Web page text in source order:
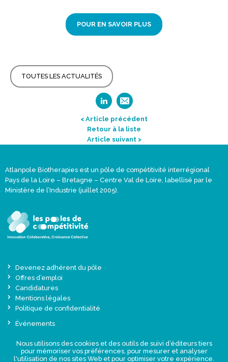
POUR EN SAVOIR PLUS
TOUTES LES ACTUALITÉS
< Article précédent
Retour à la liste
Article suivant >
Atlanpole Biotherapies est un pôle de compétitivité interrégional
Pays de la Loire – Bretagne – Centre Val de Loire, labellisé par le
Ministère de l’Industrie (juillet 2005).
Devenez adhérent du pôle
Offres d’emploi
Candidatures
Mentions légales
Politique de confidentialité
Événements
Une offre globale sur-mesure
Presse
Nous utilisons des cookies et des outils de suivi d’éditeurs tiers
pour mémoriser vos préférences, pour mesurer et analyser
l'utilisation de nos sites Web et pour optimiser votre expérience.